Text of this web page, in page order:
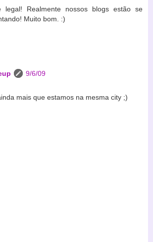
legal! Realmente nossos blogs estão se
Muito bom. :)
9/6/09
mais que estamos na mesma city ;)